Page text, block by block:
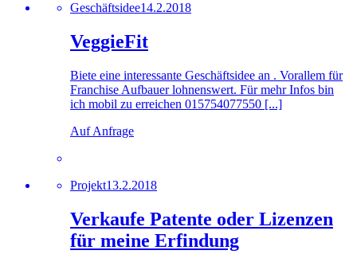
Geschäftsidee14.2.2018
VeggieFit
Biete eine interessante Geschäftsidee an . Vorallem für
Franchise Aufbauer lohnenswert. Für mehr Infos bin
ich mobil zu erreichen 015754077550 [...]
Auf Anfrage
Projekt13.2.2018
Verkaufe Patente oder Lizenzen
für meine Erfindung